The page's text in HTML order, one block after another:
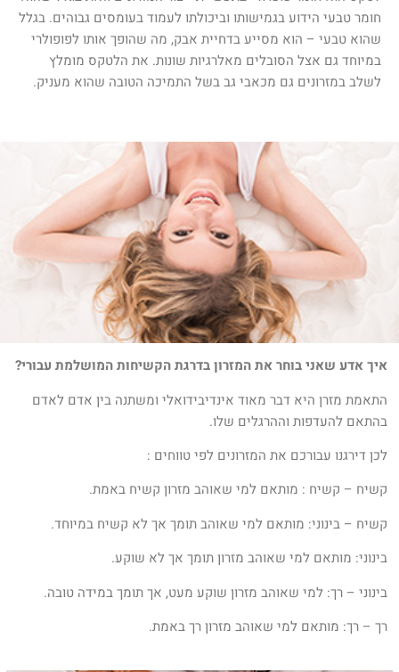
חומר טבעי הידוע בגמישותו וביכולתו לעמוד בעומסים גבוהים. בגלל
שהוא טבעי – הוא מסייע בדחיית אבק, מה שהופך אותו לפופולרי
במיוחד גם אצל הסובלים מאלרגיות שונות. את הלטקס מומלץ
לשלב במזרונים גם מכאבי גב בשל התמיכה הטובה שהוא מעניק.
איך אדע שאני בוחר את המזרון בדרגת הקשיחות המושלמת עבורי?
התאמת מזרן היא דבר מאוד אינדיבידואלי ומשתנה בין אדם לאדם
בהתאם להעדפות וההרגלים שלו.
לכן דירגנו עבורכם את המזרונים לפי טווחים :
קשיח – קשיח : מותאם למי שאוהב מזרון קשיח באמת.
קשיח – בינוני: מותאם למי שאוהב תומך אך לא קשיח במיוחד.
בינוני: מותאם למי שאוהב מזרון תומך אך לא שוקע.
בינוני – רך: למי שאוהב מזרון שוקע מעט, אך תומך במידה טובה.
רך – רך: מותאם למי שאוהב מזרון רך באמת.